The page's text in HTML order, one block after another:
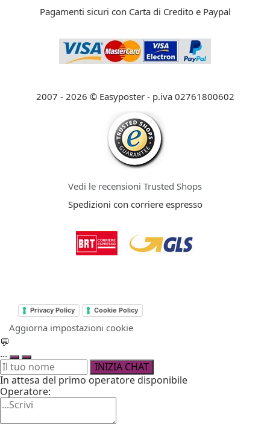
Pagamenti sicuri con Carta di Credito e Paypal
2007 - 2026 © Easyposter - p.iva 02761800602
Vedi le recensioni Trusted Shops
Spedizioni con corriere espresso
Privacy Policy Cookie Policy
Aggiorna impostazioni cookie
💬
...
INIZIA CHAT
In attesa del primo operatore disponibile
Operatore: